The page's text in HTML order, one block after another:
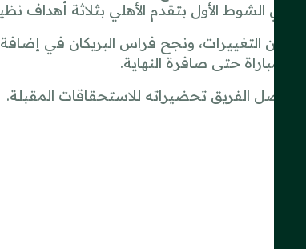
من التغييرات، ونجح فراس البريكان في إضافة